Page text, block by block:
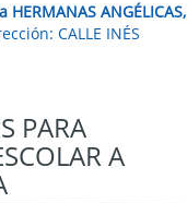
ANGÉLICAS,
CALLE INÉS
PARA
A